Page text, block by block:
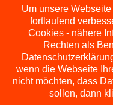
2014/2015
2013/2014
2012/2013
2011/2012
2010/2011
2009/2010
Um unsere
fortlaufend
Cookies - nähere
Rechten als
wenn die Webseite
nicht möchten, dass
sollen, dann